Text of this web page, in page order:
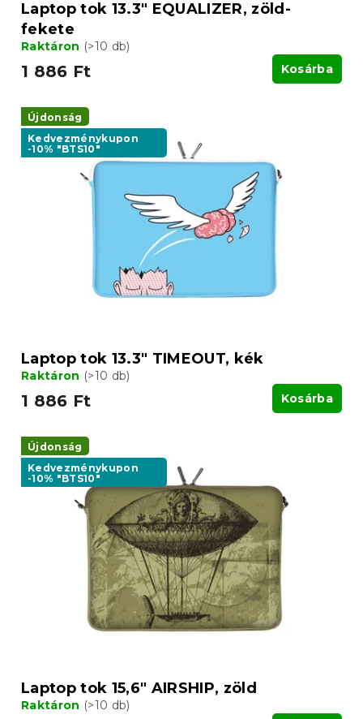
Laptop tok 13.3" EQUALIZER, zöld-
fekete
Raktáron (>10 db)
1 886 Ft Kosárba
Újdonság
Kedvezménykupon
-10% "BTS10"
Laptop tok 13.3" TIMEOUT, kék
Raktáron (>10 db)
1 886 Ft Kosárba
Újdonság
Kedvezménykupon
-10% "BTS10"
Laptop tok 15,6" AIRSHIP, zöld
Raktáron (>10 db)